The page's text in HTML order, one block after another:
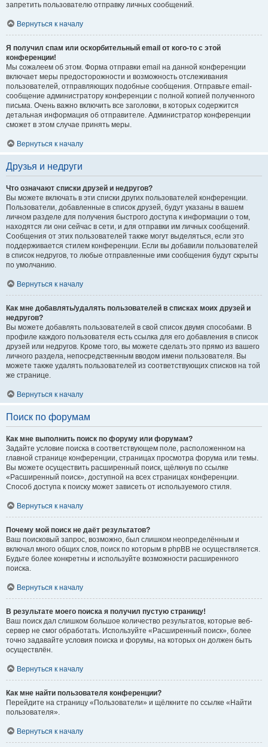
запретить пользователю отправку личных сообщений.
Вернуться к началу
Я получил спам или оскорбительный email от кого-то с этой
конференции!
Мы сожалеем об этом. Форма отправки email на данной конференции
включает меры предосторожности и возможность отслеживания
пользователей, отправляющих подобные сообщения. Отправьте email-
сообщение администратору конференции с полной копией полученного
письма. Очень важно включить все заголовки, в которых содержится
детальная информация об отправителе. Администратор конференции
сможет в этом случае принять меры.
Вернуться к началу
Друзья и недруги
Что означают списки друзей и недругов?
Вы можете включать в эти списки других пользователей конференции.
Пользователи, добавленные в список друзей, будут указаны в вашем
личном разделе для получения быстрого доступа к информации о том,
находятся ли они сейчас в сети, и для отправки им личных сообщений.
Сообщения от этих пользователей также могут выделяться, если это
поддерживается стилем конференции. Если вы добавили пользователей
в список недругов, то любые отправленные ими сообщения будут скрыты
по умолчанию.
Вернуться к началу
Как мне добавлять/удалять пользователей в списках моих друзей и
недругов?
Вы можете добавлять пользователей в свой список двумя способами. В
профиле каждого пользователя есть ссылка для его добавления в список
друзей или недругов. Кроме того, вы можете сделать это прямо из вашего
личного раздела, непосредственным вводом имени пользователя. Вы
можете также удалять пользователей из соответствующих списков на той
же странице.
Вернуться к началу
Поиск по форумам
Как мне выполнить поиск по форуму или форумам?
Задайте условие поиска в соответствующем поле, расположенном на
главной странице конференции, страницах просмотра форума или темы.
Вы можете осуществить расширенный поиск, щёлкнув по ссылке
«Расширенный поиск», доступной на всех страницах конференции.
Способ доступа к поиску может зависеть от используемого стиля.
Вернуться к началу
Почему мой поиск не даёт результатов?
Ваш поисковый запрос, возможно, был слишком неопределённым и
включал много общих слов, поиск по которым в phpBB не осуществляется.
Будьте более конкретны и используйте возможности расширенного
поиска.
Вернуться к началу
В результате моего поиска я получил пустую страницу!
Ваш поиск дал слишком большое количество результатов, которые веб-
сервер не смог обработать. Используйте «Расширенный поиск», более
точно задавайте условия поиска и форумы, на которых он должен быть
осуществлён.
Вернуться к началу
Как мне найти пользователя конференции?
Перейдите на страницу «Пользователи» и щёлкните по ссылке «Найти
пользователя».
Вернуться к началу